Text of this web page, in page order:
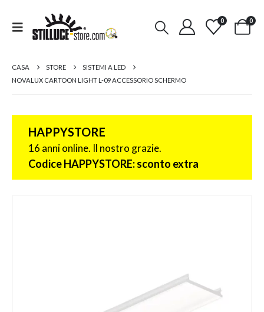
0 0
CASA STORE
SISTEMI A LED
NOVALUX CARTOON LIGHT L-09 ACCESSORIO SCHERMO
HAPPYSTORE
16 anni online. Il nostro grazie.
Codice HAPPYSTORE: sconto extra